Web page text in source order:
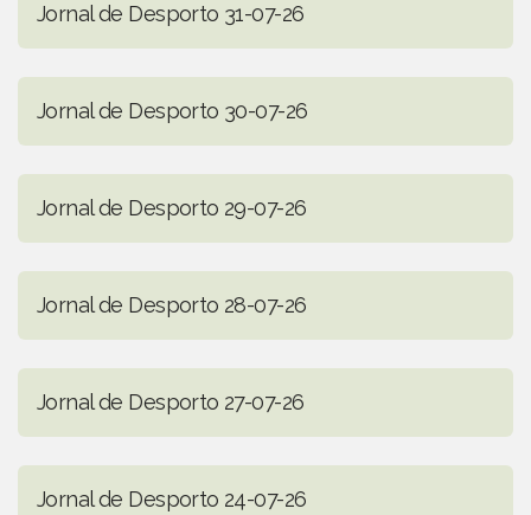
Jornal de Desporto 31-07-26
Jornal de Desporto 30-07-26
Jornal de Desporto 29-07-26
Jornal de Desporto 28-07-26
Jornal de Desporto 27-07-26
Jornal de Desporto 24-07-26